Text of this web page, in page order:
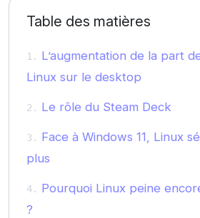
Table des matières
L’augmentation de la part
Linux sur le desktop
Le rôle du Steam Deck
Face à Windows 11, Linux
plus
Pourquoi Linux peine
?